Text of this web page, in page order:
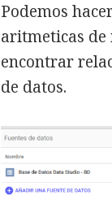
Podemos
aritmeticas
encontrar
de datos.